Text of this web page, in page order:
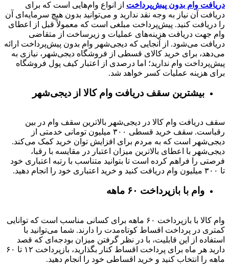
دریافت وام بدون پیش‌پرداخت از انواع وام‌هایی است که برای
دریافت آن نیاز به وجه نقد ندارید و می‌توانید بدون هیچ سرمایه‌ای آن
را دریافت کنید. پیش‌پرداخت مبلغی است که معمولاً قبل از اعطای
وام جهت دریافت هزینه‌های عملیات و زیرساخت از متقاضی
دریافت می‌شود. از آنجایی که دیجی‌شهر وام بدون پیش‌پرداخت ارائه
می‌دهد، برای خرید کالای قسطی از فروشگاه دیجی‌شهر، نیازی به
پیش‌پرداخت وام ندارید؛ اما درصدی از اعتبار کیف پول فروشگاه
برای هزینه عملیات کسر خواهد شد.
بیشترین سقف دریافت وام کالا از دیجی‌شهر
سقف دریافت وام کالا در دیجی‌شهر بالاترین سقف وام در بین
رقباست. سقف خرید قسطی ۳۰۰ میلیون تومانی خدمتی از
دیجی‌شهر است که به مردم برای افزایش توان خرید کمک می‌کند.
دیجی‌شهر با اعطای بالاترین میزان اعتبار در مقایسه با رقبا،
فرصتی را فراهم کرده است تا بتوانید متناسب با رتبه اعتباری خود
تا ۳۰۰ میلیون وام دریافت کنید و خرید اعتباری خود را انجام دهید.
وام با بازپرداخت ۶۰ ماهه
وام کالا با بازپرداخت ۶۰ ماهه برای کسانی مناسب است که توانایی
کمتری در پرداخت اقساط کوتاه‌مدت را دارند. شما می‌توانید با
استفاده از این قابلیت، با در نظر گرفتن میزان بودجه‌ای که قصد
دارید هر ماه برای پرداخت اقساط کنار بگذارید، بازپرداخت ۱۲ تا ۶۰
ماهه را انتخاب کنید و خرید اقساطی خود را انجام دهید.